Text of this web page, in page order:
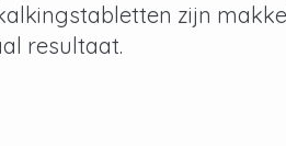
zijn
resultaat.